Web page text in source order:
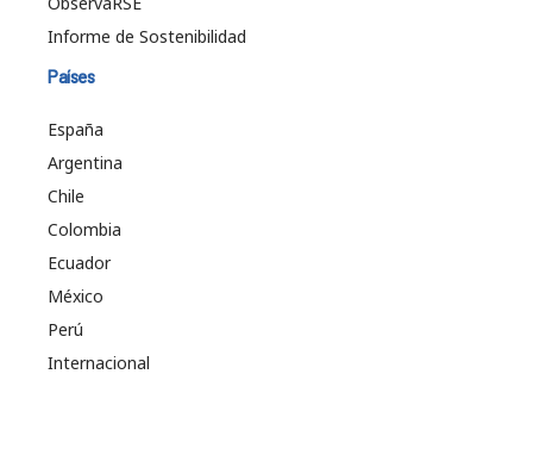
Informe de Sostenibilidad
Países
España
Argentina
Chile
Colombia
Ecuador
México
Perú
Internacional